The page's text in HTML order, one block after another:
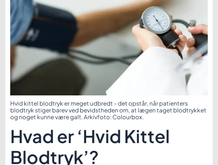
Hvid kittel blodtryk er meget udbredt - det opstår, når patienters
blodtryk stiger barev ved bevidstheden om, at lægen taget blodtrykket
og noget kunne være galt. Arkivfoto: Colourbox.
Hvad er ‘Hvid Kittel
Blodtryk’?